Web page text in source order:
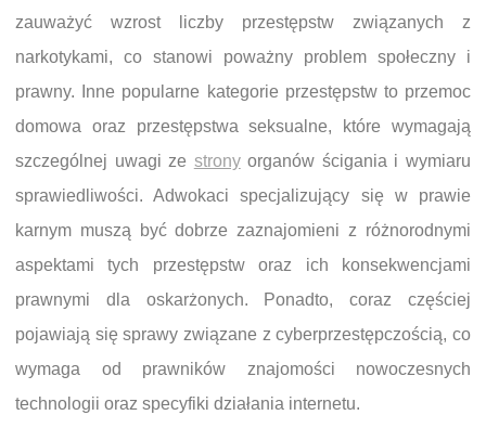
zauważyć wzrost liczby przestępstw związanych z
narkotykami, co stanowi poważny problem społeczny i
prawny. Inne popularne kategorie przestępstw to przemoc
domowa oraz przestępstwa seksualne, które wymagają
szczególnej uwagi ze stronyorganów ścigania i wymiaru
sprawiedliwości. Adwokaci specjalizujący się w prawie
karnym muszą być dobrze zaznajomieni z różnorodnymi
aspektami tych przestępstw oraz ich konsekwencjami
prawnymi dla oskarżonych. Ponadto, coraz częściej
pojawiają się sprawy związane z cyberprzestępczością, co
wymaga od prawników znajomości nowoczesnych
technologii oraz specyfiki działania internetu.